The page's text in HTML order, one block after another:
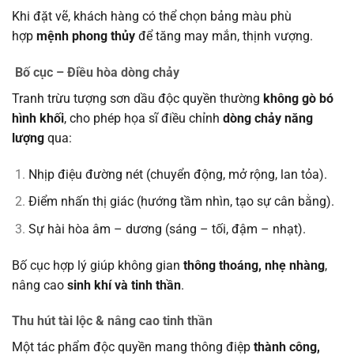
Khi đặt vẽ, khách hàng có thể chọn bảng màu phù
hợp mệnh phong thủy để tăng may mắn, thịnh vượng.
Bố cục – Điều hòa dòng chảy
Tranh trừu tượng sơn dầu độc quyền thường không gò bó
hình khối, cho phép họa sĩ điều chỉnh dòng chảy năng
lượng qua:
Nhịp điệu đường nét (chuyển động, mở rộng, lan tỏa).
Điểm nhấn thị giác (hướng tầm nhìn, tạo sự cân bằng).
Sự hài hòa âm – dương (sáng – tối, đậm – nhạt).
Bố cục hợp lý giúp không gian thông thoáng, nhẹ nhàng,
nâng cao sinh khí và tinh thần.
Thu hút tài lộc & nâng cao tinh thần
Một tác phẩm độc quyền mang thông điệp thành công,